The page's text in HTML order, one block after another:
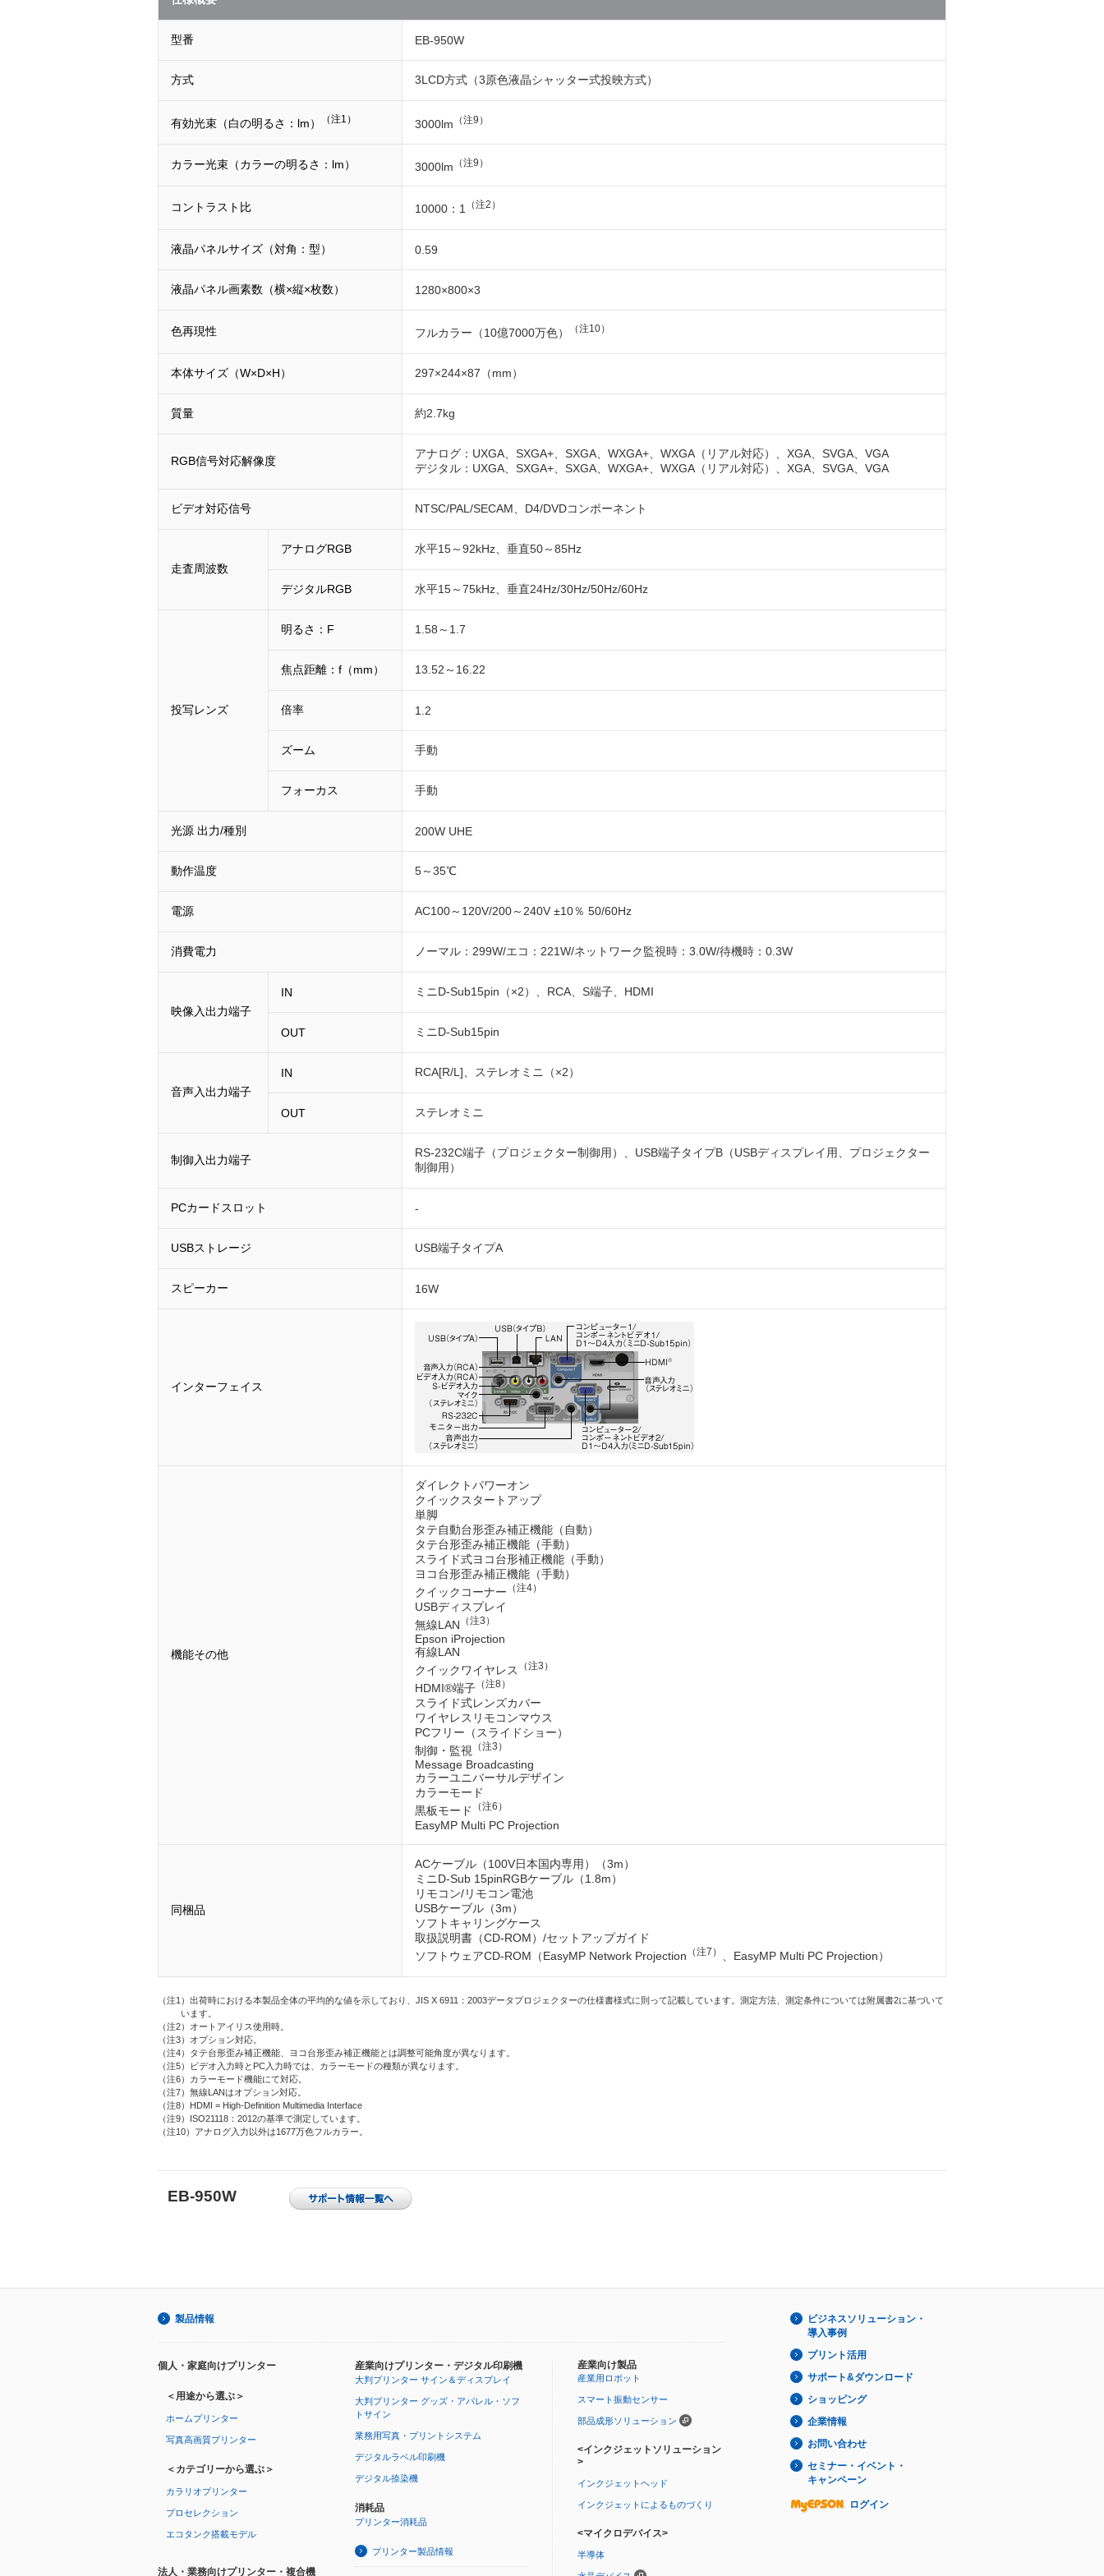
型番 EB-950W
方式 3LCD方式（3原色液晶シャッター式投映方式）
有効光束（白の明るさ：lm） （注1） 3000lm （注9）
カラー光束（カラーの明るさ：lm） 3000lm （注9）
コントラスト比 10000：1 （注2）
液晶パネルサイズ（対角：型） 0.59
液晶パネル画素数（横×縦×枚数） 1280×800×3
色再現性 フルカラー（10億7000万色） （注10）
本体サイズ（W×D×H） 297×244×87（mm）
質量 約2.7kg
RGB信号対応解像度
アナログ：UXGA、SXGA+、SXGA、WXGA+、WXGA（リアル対応）、XGA、SVGA、VGA
デジタル：UXGA、SXGA+、SXGA、WXGA+、WXGA（リアル対応）、XGA、SVGA、VGA
ビデオ対応信号 NTSC/PAL/SECAM、D4/DVDコンポーネント
走査周波数
アナログRGB 水平15～92kHz、垂直50～85Hz
デジタルRGB 水平15～75kHz、垂直24Hz/30Hz/50Hz/60Hz
投写レンズ
明るさ：F 1.58～1.7
焦点距離：f（mm） 13.52～16.22
倍率 1.2
ズーム 手動
フォーカス 手動
光源 出力/種別 200W UHE
動作温度 5～35℃
電源 AC100～120V/200～240V ±10％ 50/60Hz
消費電力 ノーマル：299W/エコ：221W/ネットワーク監視時：3.0W/待機時：0.3W
映像入出力端子
IN ミニD-Sub15pin（×2）、RCA、S端子、HDMI
OUT ミニD-Sub15pin
音声入出力端子
IN RCA[R/L]、ステレオミニ（×2）
OUT ステレオミニ
制御入出力端子
RS-232C端子（プロジェクター制御用）、USB端子タイプB（USBディスプレイ用、プロジェクター
制御用）
PCカードスロット -
USBストレージ USB端子タイプA
スピーカー 16W
インターフェイス
機能その他
ダイレクトパワーオン
クイックスタートアップ
単脚
タテ自動台形歪み補正機能（自動）
タテ台形歪み補正機能（手動）
スライド式ヨコ台形補正機能（手動）
ヨコ台形歪み補正機能（手動）
クイックコーナー （注4）
USBディスプレイ
無線LAN （注3）
Epson iProjection
有線LAN
クイックワイヤレス
（注3）
HDMI®端子 （注8）
スライド式レンズカバー
ワイヤレスリモコンマウス
PCフリー（スライドショー）
制御・監視
（注3）
Message Broadcasting
カラーユニバーサルデザイン
カラーモード
黒板モード
（注6）
EasyMP Multi PC Projection
同梱品
ACケーブル（100V日本国内専用）（3m）
ミニD-Sub 15pinRGBケーブル（1.8m）
リモコン/リモコン電池
USBケーブル（3m）
ソフトキャリングケース
取扱説明書（CD-ROM）/セットアップガイド
ソフトウェアCD-ROM（EasyMP Network Projection （注7） 、EasyMP Multi PC Projection）
（注1）出荷時における本製品全体の平均的な値を示しており、JIS X 6911：2003データプロジェクターの仕様書様式に則って記載しています。測定方法、測定条件については附属書2に基づいて
います。
（注2）オートアイリス使用時。
（注3）オプション対応。
（注4）タテ台形歪み補正機能、ヨコ台形歪み補正機能とは調整可能角度が異なります。
（注5）ビデオ入力時とPC入力時では、カラーモードの種類が異なります。
（注6）カラーモード機能にて対応。
（注7）無線LANはオプション対応。
（注8）HDMI = High-Definition Multimedia Interface
（注9）ISO21118：2012の基準で測定しています。
（注10）アナログ入力以外は1677万色フルカラー。
EB-950W
製品情報
個人・家庭向けプリンター
＜用途から選ぶ＞
ホームプリンター
写真高画質プリンター
＜カテゴリーから選ぶ＞
カラリオプリンター
プロセレクション
エコタンク搭載モデル
法人・業務向けプリンター・複合機
産業向けプリンター・デジタル印刷機
大判プリンター サイン＆ディスプレイ
大判プリンター グッズ・アパレル・ソフ
トサイン
業務用写真・プリントシステム
デジタルラベル印刷機
デジタル捺染機
消耗品
プリンター消耗品
プリンター製品情報
産業向け製品
産業用ロボット
スマート振動センサー
部品成形ソリューション
<インクジェットソリューション
>
インクジェットヘッド
インクジェットによるものづくり
<マイクロデバイス>
半導体
ビジネスソリューション・
導入事例
プリント活用
サポート&ダウンロード
ショッピング
企業情報
お問い合わせ
セミナー・イベント・
キャンペーン
ログイン